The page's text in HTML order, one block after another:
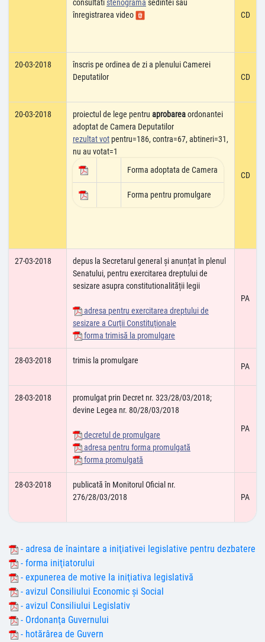
consultatistenograma sedintei sau
înregistrarea video
CD
20-03-2018
înscris pe ordinea de zi a plenului Camerei
Deputatilor
CD
20-03-2018 proiectul de lege pentru aprobareaordonantei
adoptat de Camera Deputatilor
rezultat vot pentru=186, contra=67, abtineri=31,
nu au votat=1
Forma adoptata de Camera
Forma pentru promulgare
CD
27-03-2018
depus la Secretarul general și anunțat în plenul
Senatului, pentru exercitarea dreptului de
sesizare asupra constitutionalității legii
adresa pentru exercitarea dreptului de
sesizare a Curţii Constituţionale
forma trimisă la promulgare
PA
28-03-2018 trimis la promulgare
PA
28-03-2018
promulgat prin Decret nr. 323/28/03/2018;
devine Legea nr. 80/28/03/2018
decretul de promulgare
adresa pentru forma promulgată
forma promulgată
PA
28-03-2018
publicată în Monitorul Oficial nr.
276/28/03/2018
PA
- adresa de înaintare a iniţiativei legislative pentru dezbatere
- forma iniţiatorului
- expunerea de motive la iniţiativa legislativă
- avizul Consiliului Economic şi Social
- avizul Consiliului Legislativ
- Ordonanţa Guvernului
- hotărârea de Guvern